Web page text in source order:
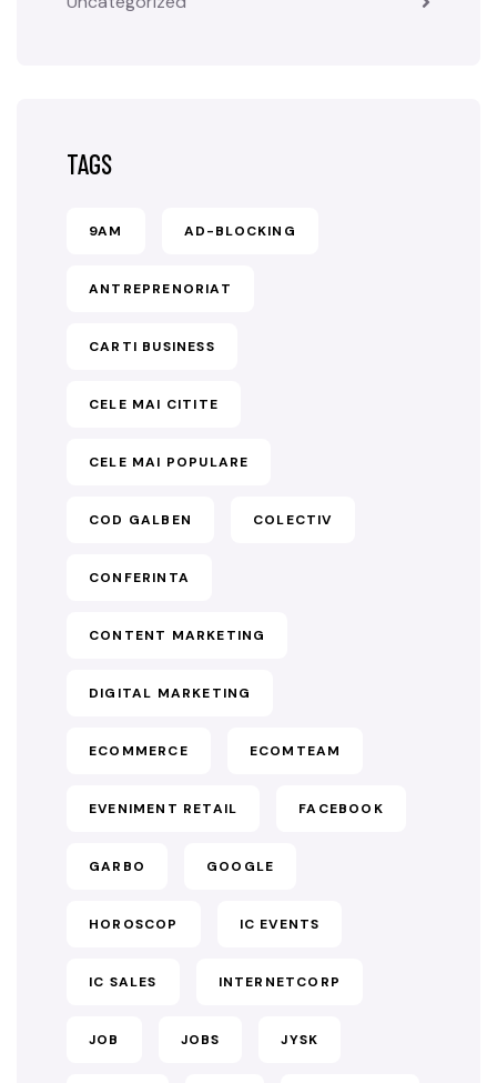
TAGS
9AM AD-BLOCKING
ANTREPRENORIAT
CARTI BUSINESS
CELE MAI CITITE
CELE MAI POPULARE
COD GALBEN COLECTIV
CONFERINTA
CONTENT MARKETING
DIGITAL MARKETING
ECOMMERCE ECOMTEAM
EVENIMENT RETAIL FACEBOOK
GARBO GOOGLE
HOROSCOP IC EVENTS
IC SALES INTERNETCORP
JOB JOBS JYSK